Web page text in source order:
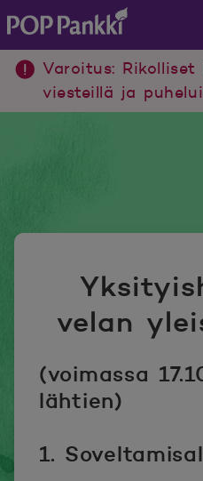
POP Pankki, etusivulle
Varoitus:
viesteillä ja
velan
(voimassa
lähtien)
1.